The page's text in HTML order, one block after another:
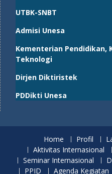
UTBK-SNBT
Admisi Unesa
Kementerian Pendidikan,
Teknologi
Dirjen Diktiristek
PDDikti Unesa
Home Profil
Aktivitas Internasional
Seminar Internasional
PPID
Agenda Kegiatan